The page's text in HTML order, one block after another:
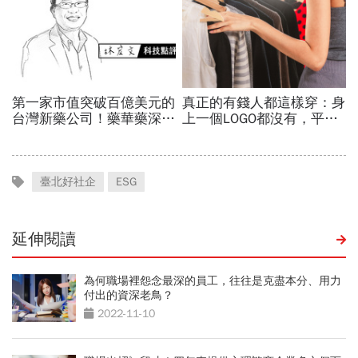
臺北好社企 ESG
延伸閱讀
為何職場裡怨念最深的員工，往往是克盡本分、用力
付出的資深老鳥？
2022-11-10